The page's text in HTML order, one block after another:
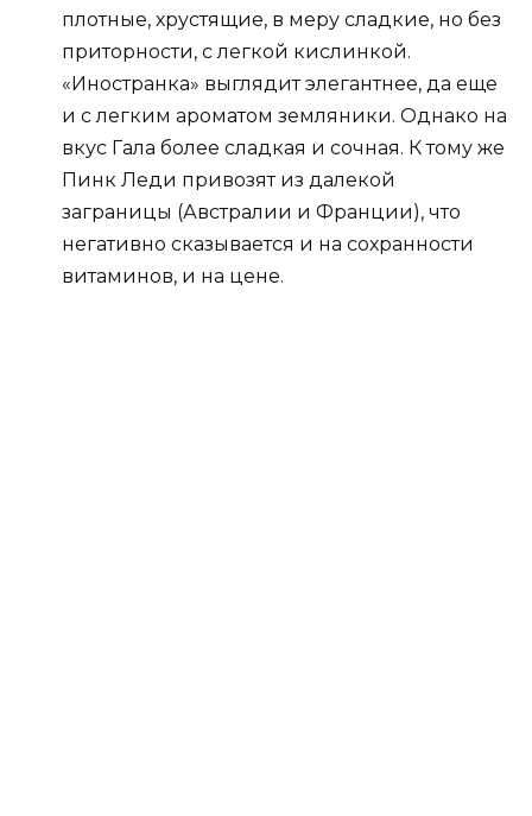
плотные, хрустящие, в меру сладкие, но без
приторности, с легкой кислинкой.
«Иностранка» выглядит элегантнее, да еще
и с легким ароматом земляники. Однако на
вкус Гала более сладкая и сочная. К тому же
Пинк Леди привозят из далекой
заграницы (Австралии и Франции), что
негативно сказывается и на сохранности
витаминов, и на цене.